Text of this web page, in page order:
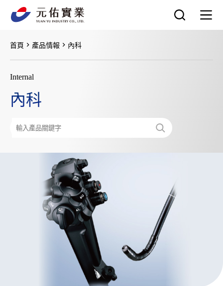
首頁 產品情報 內科
Internal
內科
搜